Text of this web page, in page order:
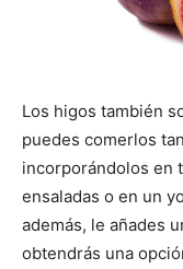
Los higos también
puedes comerlos
incorporándolos en
ensaladas o en un
además, le añades
obtendrás una